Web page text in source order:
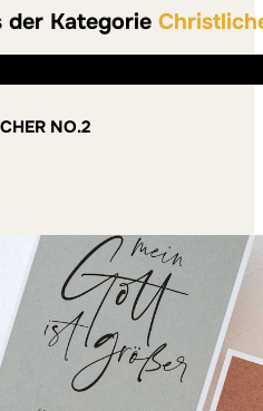
der Kategorie
NO.2